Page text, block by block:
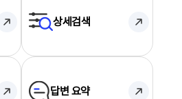
상세검색
답변 요약